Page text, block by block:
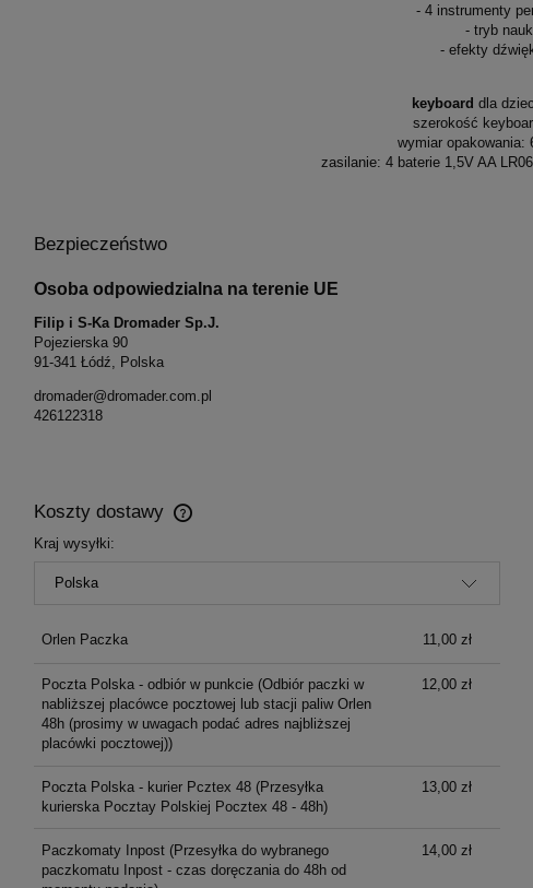
- 4 instrumenty
- tryb
- efekty
keyboard dla
szerokość
wymiar opakowania:
zasilanie: 4 baterie 1,5V AA
Bezpieczeństwo
Osoba odpowiedzialna na terenie UE
Filip i S-Ka Dromader Sp.J.
Pojezierska 90
91-341 Łódź, Polska
dromader@dromader.com.pl
426122318
Koszty dostawy
Kraj wysyłki:
Orlen Paczka 11,00 zł
Poczta Polska - odbiór w punkcie(Odbiór paczki w
nabliższej placówce pocztowej lub stacji paliw Orlen
48h (prosimy w uwagach podać adres najbliższej
placówki pocztowej))
12,00 zł
Poczta Polska - kurier Pcztex 48(Przesyłka
kurierska Pocztay Polskiej Pocztex 48 - 48h)
13,00 zł
Paczkomaty Inpost(Przesyłka do wybranego
paczkomatu Inpost - czas doręczania do 48h od
14,00 zł